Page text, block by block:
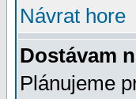
Návrat hore
Dostávam
Plánujeme